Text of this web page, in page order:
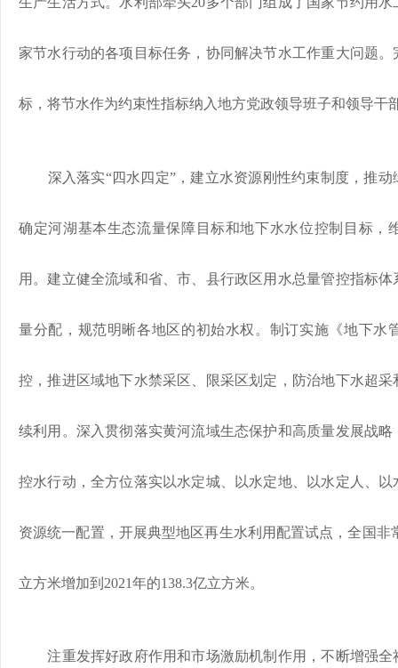
家节水行动的各项目标任务，协同解决节水工作重大问题
标，将节水作为约束性指标纳入地方党政领导班子和领导干
深入落实“四水四定”，建立水资源刚性约束制度，推动
确定河湖基本生态流量保障目标和地下水水位控制目标，
用。建立健全流域和省、市、县行政区用水总量管控指标
量分配，规范明晰各地区的初始水权。制订实施《地下水
控，推进区域地下水禁采区、限采区划定，防治地下水超
续利用。深入贯彻落实黄河流域生态保护和高质量发展战
控水行动，全方位落实以水定城、以水定地、以水定人、
资源统一配置，开展典型地区再生水利用配置试点，全国非
立方米增加到2021年的138.3亿立方米。
注重发挥好政府作用和市场激励机制作用，不断增强全